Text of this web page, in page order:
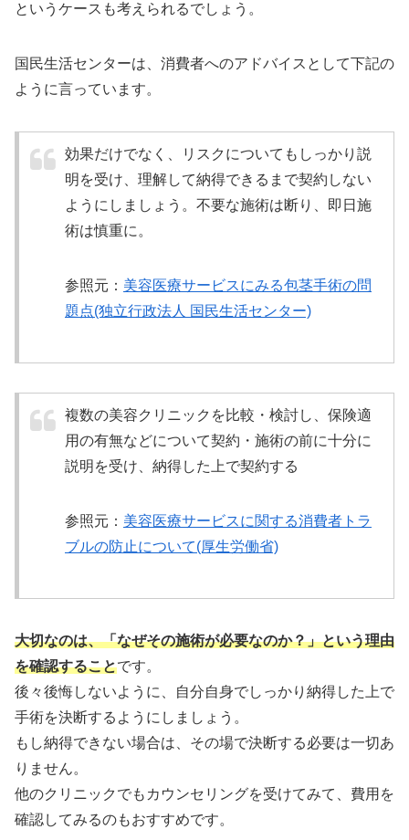
というケースも考えられるでしょう。
国民生活センターは、消費者へのアドバイスとして下記の
ように言っています。
効果だけでなく、リスクについてもしっかり説
明を受け、理解して納得できるまで契約しない
ようにしましょう。不要な施術は断り、即日施
術は慎重に。
参照元： 美容医療サービスにみる包茎手術の問
題点(独立行政法人 国民生活センター)
複数の美容クリニックを比較・検討し、保険適
用の有無などについて契約・施術の前に十分に
説明を受け、納得した上で契約する
参照元： 美容医療サービスに関する消費者トラ
ブルの防止について(厚生労働省)
大切なのは、「なぜその施術が必要なのか？」という理由
を確認することです。
後々後悔しないように、自分自身でしっかり納得した上で
手術を決断するようにしましょう。
もし納得できない場合は、その場で決断する必要は一切あ
りません。
他のクリニックでもカウンセリングを受けてみて、費用を
確認してみるのもおすすめです。